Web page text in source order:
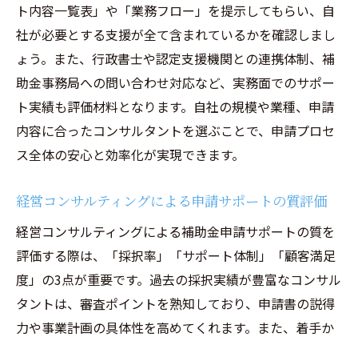
ト内容一覧表」や「業務フロー」を提示してもらい、自
社が必要とする支援が全て含まれているかを確認しまし
ょう。また、行政書士や認定支援機関との連携体制、補
助金事務局への問い合わせ対応など、実務面でのサポー
ト実績も評価材料となります。自社の規模や業種、申請
内容に合ったコンサルタントを選ぶことで、申請プロセ
ス全体の安心と効率化が実現できます。
経営コンサルティングによる申請サポートの質評価
経営コンサルティングによる補助金申請サポートの質を
評価する際は、「採択率」「サポート体制」「顧客満足
度」の3点が重要です。過去の採択実績が豊富なコンサル
タントは、審査ポイントを熟知しており、申請書の説得
力や事業計画の具体性を高めてくれます。また、着手か